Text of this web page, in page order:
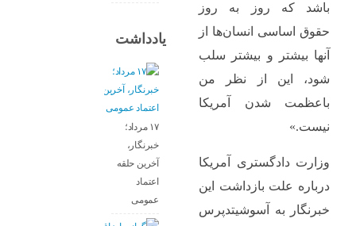
باشد که روز به روز
حقوق اساسی انسان‌ها از
آنها بیشتر و بیشتر سلب
شود، این از نظر من
باعظمت شدن آمریکا
نیست.»
وزارت دادگستری آمریکا
درباره علت بازداشت این
خبرنگار به آسوشیتدپرس
یادداشت
۱۷ مرداد؛
خبرنگار،
آخرین حلقه
اعتماد
عمومی